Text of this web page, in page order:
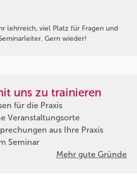
lehrreich, viel Platz für Fragen und
Gern wieder!
uns zu trainieren
für die Praxis
Veranstaltungsorte
aus Ihre Praxis
Seminar
Mehr gute Gründe